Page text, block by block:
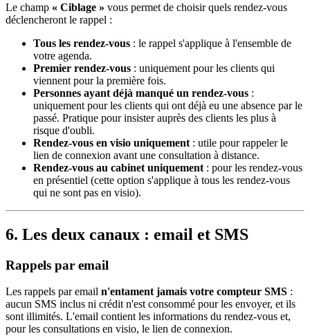
Le champ « Ciblage » vous permet de choisir quels rendez-vous
déclencheront le rappel :
Tous les rendez-vous : le rappel s'applique à l'ensemble de
votre agenda.
Premier rendez-vous : uniquement pour les clients qui
viennent pour la première fois.
Personnes ayant déjà manqué un rendez-vous :
uniquement pour les clients qui ont déjà eu une absence par le
passé. Pratique pour insister auprès des clients les plus à
risque d'oubli.
Rendez-vous en visio uniquement : utile pour rappeler le
lien de connexion avant une consultation à distance.
Rendez-vous au cabinet uniquement : pour les rendez-vous
en présentiel (cette option s'applique à tous les rendez-vous
qui ne sont pas en visio).
6. Les deux canaux : email et SMS
Rappels par email
Les rappels par email n'entament jamais votre compteur SMS :
aucun SMS inclus ni crédit n'est consommé pour les envoyer, et ils
sont illimités. L'email contient les informations du rendez-vous et,
pour les consultations en visio, le lien de connexion.